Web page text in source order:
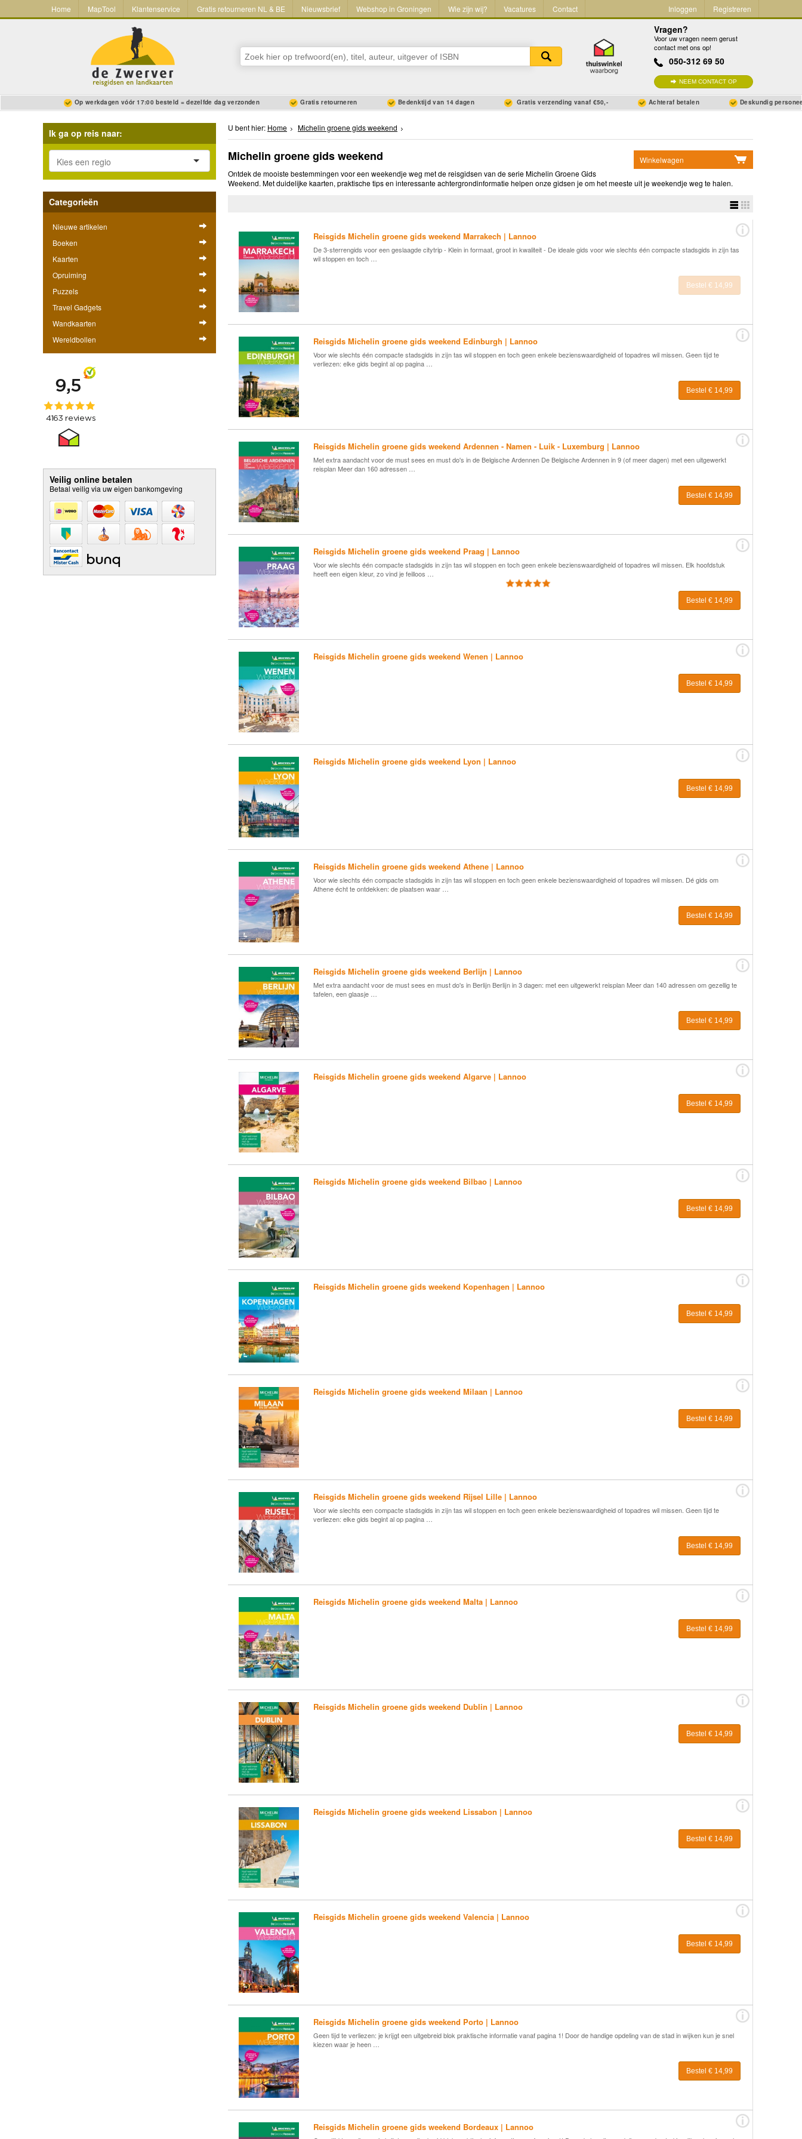
Home MapTool Klantenservice Gratis retourneren NL & BE Nieuwsbrief Webshop in Groningen Wie zijn wij? Vacatures Contact Inloggen Registreren
Vragen?
Voor uw vragen neem gerust
contact met ons op!
050-312 69 50
NEEM CONTACT OP
Op werkdagen vóór 17:00 besteld = dezelfde dag verzonden Gratis retourneren Bedenktijd van 14 dagen Gratis verzending vanaf €50,- Achteraf betalen Deskundig
Ik ga op reis naar:
Categorieën
Nieuwe artikelen
Boeken
Kaarten
Opruiming
Puzzels
Travel Gadgets
Wandkaarten
Wereldbollen
Veilig online betalen
Betaal veilig via uw eigen bankomgeving
U bent hier: Home Michelin groene gids weekend
Winkelwagen
Michelin groene gids weekend
Ontdek de mooiste bestemmingen voor een weekendje weg met de reisgidsen van de serie Michelin Groene Gids
Weekend. Met duidelijke kaarten, praktische tips en interessante achtergrondinformatie helpen onze gidsen je om het meeste uit je weekendje weg te halen.
Reisgids Michelin groene gids weekend Marrakech | Lannoo
De 3-sterrengids voor een geslaagde citytrip - Klein in formaat, groot in kwaliteit - De ideale gids voor wie slechts één compacte stadsgids in zijn tas
wil stoppen en toch …
Bestel € 14,99
Reisgids Michelin groene gids weekend Edinburgh | Lannoo
Voor wie slechts één compacte stadsgids in zijn tas wil stoppen en toch geen enkele bezienswaardigheid of topadres wil missen. Geen tijd te
verliezen: elke gids begint al op pagina …
Bestel € 14,99
Reisgids Michelin groene gids weekend Ardennen - Namen - Luik - Luxemburg | Lannoo
Met extra aandacht voor de must sees en must do's in de Belgische Ardennen De Belgische Ardennen in 9 (of meer dagen) met een uitgewerkt
reisplan Meer dan 160 adressen …
Bestel € 14,99
Reisgids Michelin groene gids weekend Praag | Lannoo
Voor wie slechts één compacte stadsgids in zijn tas wil stoppen en toch geen enkele bezienswaardigheid of topadres wil missen. Elk hoofdstuk
heeft een eigen kleur, zo vind je feilloos …
Bestel € 14,99
Reisgids Michelin groene gids weekend Wenen | Lannoo
Bestel € 14,99
Reisgids Michelin groene gids weekend Lyon | Lannoo
Bestel € 14,99
Reisgids Michelin groene gids weekend Athene | Lannoo
Voor wie slechts één compacte stadsgids in zijn tas wil stoppen en toch geen enkele bezienswaardigheid of topadres wil missen. Dé gids om
Athene écht te ontdekken: de plaatsen waar …
Bestel € 14,99
Reisgids Michelin groene gids weekend Berlijn | Lannoo
Met extra aandacht voor de must sees en must do's in Berlijn Berlijn in 3 dagen: met een uitgewerkt reisplan Meer dan 140 adressen om gezellig te
tafelen, een glaasje …
Bestel € 14,99
Reisgids Michelin groene gids weekend Algarve | Lannoo
Bestel € 14,99
Reisgids Michelin groene gids weekend Bilbao | Lannoo
Bestel € 14,99
Reisgids Michelin groene gids weekend Kopenhagen | Lannoo
Bestel € 14,99
Reisgids Michelin groene gids weekend Milaan | Lannoo
Bestel € 14,99
Reisgids Michelin groene gids weekend Rijsel Lille | Lannoo
Voor wie slechts een compacte stadsgids in zijn tas wil stoppen en toch geen enkele bezienswaardigheid of topadres wil missen. Geen tijd te
verliezen: elke gids begint al op pagina …
Bestel € 14,99
Reisgids Michelin groene gids weekend Malta | Lannoo
Bestel € 14,99
Reisgids Michelin groene gids weekend Dublin | Lannoo
Bestel € 14,99
Reisgids Michelin groene gids weekend Lissabon | Lannoo
Bestel € 14,99
Reisgids Michelin groene gids weekend Valencia | Lannoo
Bestel € 14,99
Reisgids Michelin groene gids weekend Porto | Lannoo
Geen tijd te verliezen: je krijgt een uitgebreid blok praktische informatie vanaf pagina 1! Door de handige opdeling van de stad in wijken kun je snel
kiezen waar je heen …
Bestel € 14,99
Reisgids Michelin groene gids weekend Bordeaux | Lannoo